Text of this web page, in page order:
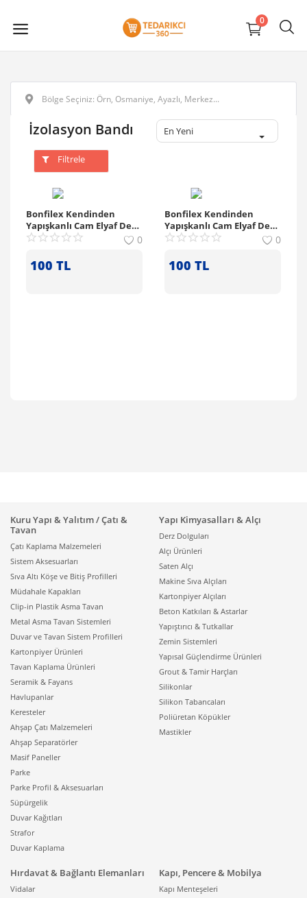
0
İzolasyon Bandı En Yeni
Filtrele
Bonfilex Kendinden
Yapışkanlı Cam Elyaf Derz
Bandı (100mm x 90mt)
0
100 TL
Bonfilex Kendinden
Yapışkanlı Cam Elyaf Derz
Bandı (50mm x 90mt)
0
100 TL
Kuru Yapı & Yalıtım / Çatı &
Tavan
Çatı Kaplama Malzemeleri
Sistem Aksesuarları
Sıva Altı Köşe ve Bitiş Profilleri
Müdahale Kapakları
Clip-in Plastik Asma Tavan
Metal Asma Tavan Sistemleri
Duvar ve Tavan Sistem Profilleri
Kartonpiyer Ürünleri
Tavan Kaplama Ürünleri
Seramik & Fayans
Havlupanlar
Keresteler
Ahşap Çatı Malzemeleri
Ahşap Separatörler
Masif Paneller
Parke
Parke Profil & Aksesuarları
Süpürgelik
Duvar Kağıtları
Strafor
Duvar Kaplama
Yapı Kimyasalları & Alçı
Derz Dolguları
Alçı Ürünleri
Saten Alçı
Makine Sıva Alçıları
Kartonpiyer Alçıları
Beton Katkıları & Astarlar
Yapıştırıcı & Tutkallar
Zemin Sistemleri
Yapısal Güçlendirme Ürünleri
Grout & Tamir Harçları
Silikonlar
Silikon Tabancaları
Poliüretan Köpükler
Mastikler
Hırdavat & Bağlantı Elemanları
Vidalar
Kapı, Pencere & Mobilya
Kapı Menteşeleri